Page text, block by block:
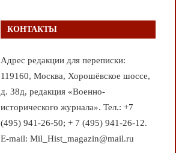
КОНТАКТЫ
Адрес редакции для переписки:
119160, Москва, Хорошёвское шоссе,
д. 38д, редакция «Военно-
исторического журнала». Тел.: +7
(495) 941-26-50; + 7 (495) 941-26-12.
E-mail: Mil_Hist_magazin@mail.ru